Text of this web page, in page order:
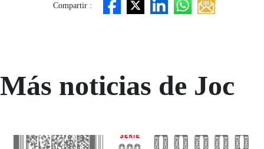
Compartir :
Más noticias de Joc